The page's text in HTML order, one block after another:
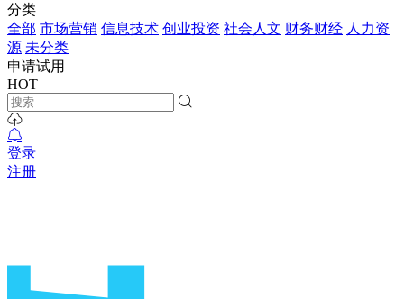
分类
全部 市场营销 信息技术 创业投资 社会人文 财务财经 人力资
源 未分类
申请试用
HOT
登录
注册